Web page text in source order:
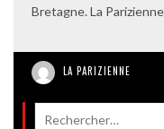
Bretagne. La
LA PARIZIENNE